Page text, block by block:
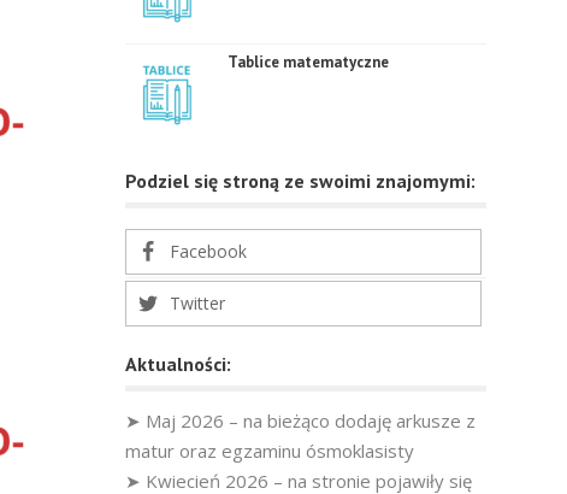
Tablice matematyczne
Podziel się stroną ze swoimi znajomymi:
Facebook
Twitter
Aktualności:
➤ Maj 2026 – na bieżąco dodaję arkusze z
matur oraz egzaminu ósmoklasisty
➤ Kwiecień 2026 – na stronie pojawiły się